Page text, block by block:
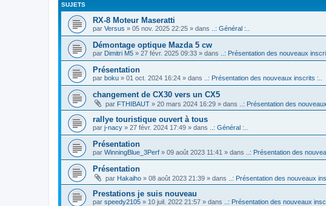
SUJETS
RX-8 Moteur Maseratti
par Versus » 05 nov. 2025 22:25 » dans ..: Général :..
Démontage optique Mazda 5 cw
par Dimitri M5 » 27 févr. 2025 09:33 » dans ..: Présentation des nouveaux
Présentation
par boku » 01 oct. 2024 16:24 » dans ..: Présentation des nouveaux inscrits :..
changement de CX30 vers un CX5
par FTHIBAUT » 20 mars 2024 16:29 » dans ..: Présentation des
rallye touristique ouvert à tous
par j-nacy » 27 févr. 2024 17:49 » dans ..: Général :..
Présentation
par WinningBlue_3Perf » 09 août 2023 11:41 » dans ..: Présentation des
Présentation
par Hakaiho » 08 août 2023 21:39 » dans ..: Présentation des nouveaux
Prestations je suis nouveau
par speedy2105 » 10 juil. 2022 21:57 » dans ..: Présentation des nouveaux